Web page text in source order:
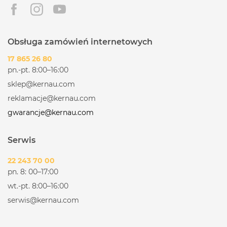
Obsługa zamówień internetowych
17 865 26 80
pn.-pt. 8:00–16:00
sklep@kernau.com
reklamacje@kernau.com
gwarancje@kernau.com
Serwis
22 243 70 00
pn. 8: 00–17:00
wt.-pt. 8:00–16:00
serwis@kernau.com